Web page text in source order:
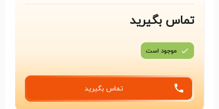
تماس بگیرید
موجود است
تماس بگیرید